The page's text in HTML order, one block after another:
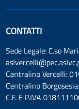
CONTATTI
Sede Legale: C.so
Centralino Vercelli:
Centralino
C.F. E P.IVA